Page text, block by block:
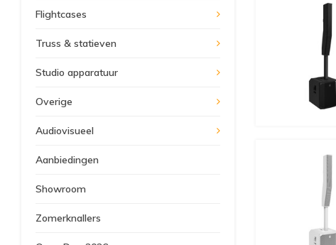
Flightcases
Truss & statieven
Studio apparatuur
Overige
Audiovisueel
Aanbiedingen
Showroom
Zomerknallers